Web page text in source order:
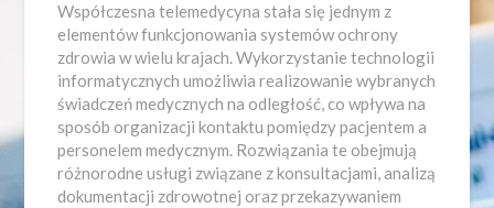
Współczesna telemedycyna stała się jednym z
elementów funkcjonowania systemów ochrony
zdrowia w wielu krajach. Wykorzystanie technologii
informatycznych umożliwia realizowanie wybranych
świadczeń medycznych na odległość, co wpływa na
sposób organizacji kontaktu pomiędzy pacjentem a
personelem medycznym. Rozwiązania te obejmują
różnorodne usługi związane z konsultacjami, analizą
dokumentacji zdrowotnej oraz przekazywaniem